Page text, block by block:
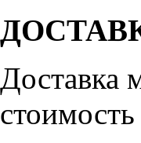
Доставка